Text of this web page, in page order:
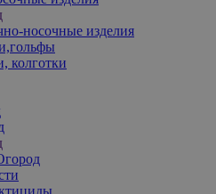
носочные изделия
колготки